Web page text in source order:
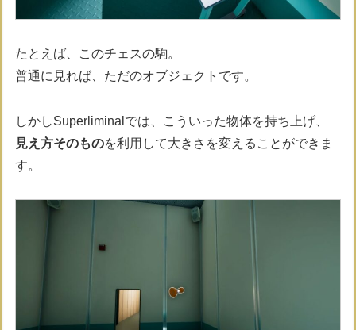
たとえば、このチェスの駒。
普通に見れば、ただのオブジェクトです。
しかしSuperliminalでは、こういった物体を持ち上げ、
見え方そのものを利用して大きさを変えることができま
す。